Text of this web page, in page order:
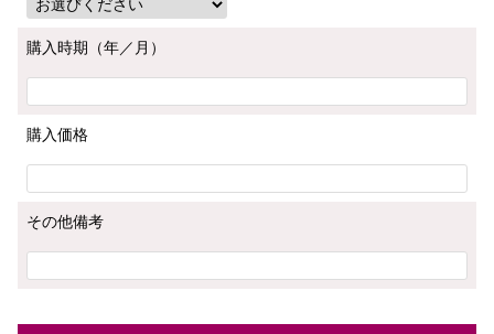
購入時期（年／月）
購入価格
その他備考